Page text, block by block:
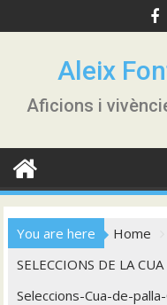
to
Aleix
Aficions i
You are here Home
SELECCIONS DE LA
Seleccions-Cua-de-